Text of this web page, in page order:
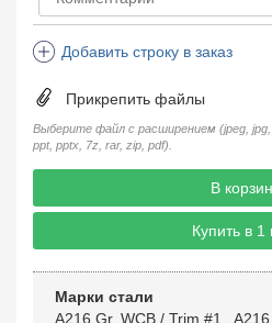
Компенсатор
Пламегаситель
Добавить строку в заказ
Прикрепить файлы
Выберите файл с расширением (jpeg,
ppt, pptx, 7z, rar, zip, pdf).
В
Купить в 1
Марки стали
A216 Gr. WCB / Trim #1